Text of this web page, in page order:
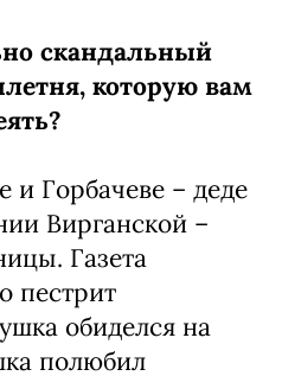
скандальный
которую вам
и Горбачеве – деде
Вирганской –
Газета
пестрит
обиделся на
полюбил